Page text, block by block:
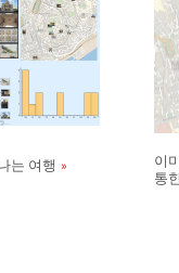
는 여행
이
통